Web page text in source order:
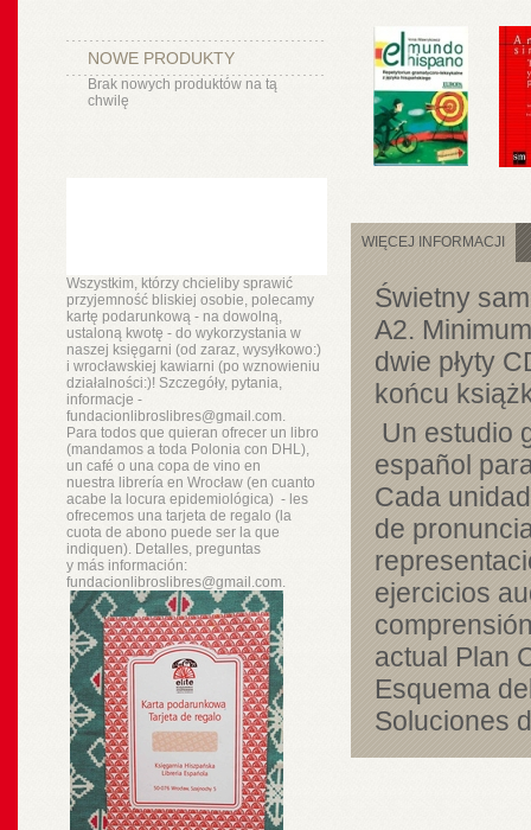
NOWE PRODUKTY
Brak nowych produktów na tą
chwilę
Wszystkim, którzy chcieliby sprawić
przyjemność bliskiej osobie, polecamy
kartę podarunkową - na dowolną,
ustaloną kwotę - do wykorzystania w
naszej księgarni (od zaraz, wysyłkowo:)
i wrocławskiej kawiarni (po wznowieniu
działalności:)! Szczegóły, pytania,
informacje -
fundacionlibroslibres@gmail.com.
Para todos que quieran ofrecer un libro
(mandamos a toda Polonia con DHL),
un café o una copa de vino en
nuestra libreríaen Wrocław (en cuanto
acabe la locura epidemiológica) - les
ofrecemos una tarjeta de regalo (la
cuota de abono puede ser la que
indiquen). Detalles, preguntas
y másinformación:
fundacionlibroslibres@gmail.com.
WIĘCEJ INFORMACJI
Świetny
A2.
dwie płyty
końcu
Un estudio
español
Cada
de
ejercicios
actual Plan
Esquema
Soluciones